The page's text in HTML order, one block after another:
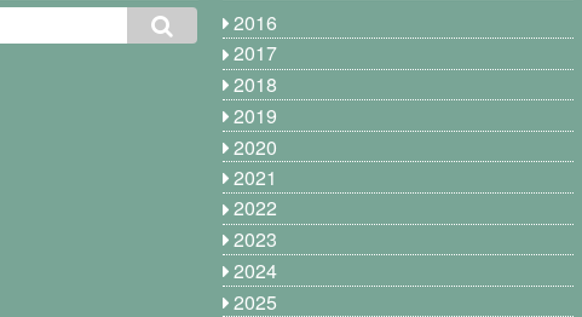
2016
2017
2018
2019
2020
2021
2022
2023
2024
2025